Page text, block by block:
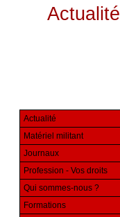
Actualité
Actualité
Matériel militant
Journaux
Profession - Vos droits
Qui sommes-nous ?
Formations